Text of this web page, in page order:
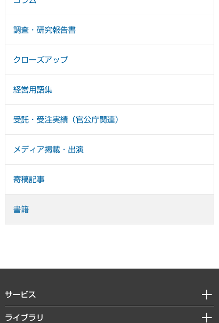
調査・研究報告書
クローズアップ
経営用語集
受託・受注実績（官公庁関連）
メディア掲載・出演
寄稿記事
書籍
サービス
経営戦略
ライブラリ